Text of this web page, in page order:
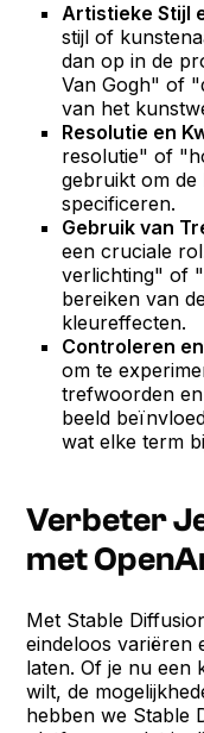
Artistieke Stijl
stijl of
dan op in de
Van Gogh" of
van het
Resolutie en
resolutie" of
gebruikt om de
specificeren.
Gebruik van
een cruciale
verlichting" of
bereiken van
kleureffecten.
Controleren
om te
trefwoorden
beeld
wat elke term
Verbeter
met
Met Stable
eindeloos variëren
laten. Of je nu een
wilt, de
hebben we Stable